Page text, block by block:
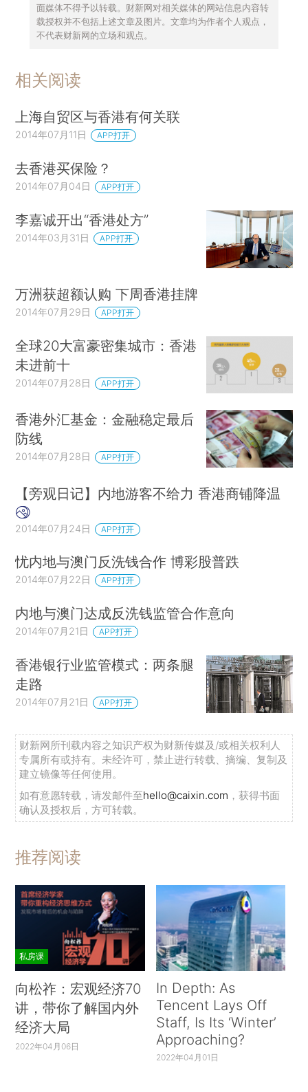
面媒体不得予以转载。财新网对相关媒体的网站信息内容转
载授权并不包括上述文章及图片。文章均为作者个人观点，
不代表财新网的立场和观点。
相关阅读
上海自贸区与香港有何关联
2014年07月11日 APP打开
去香港买保险？
2014年07月04日 APP打开
李嘉诚开出“香港处方”
2014年03月31日 APP打开
万洲获超额认购 下周香港挂牌
2014年07月29日 APP打开
全球20大富豪密集城市：香港
未进前十
2014年07月28日 APP打开
香港外汇基金：金融稳定最后
防线
2014年07月28日 APP打开
【旁观日记】内地游客不给力 香港商铺降温
2014年07月24日 APP打开
忧内地与澳门反洗钱合作 博彩股普跌
2014年07月22日 APP打开
内地与澳门达成反洗钱监管合作意向
2014年07月21日 APP打开
香港银行业监管模式：两条腿
走路
2014年07月21日 APP打开
财新网所刊载内容之知识产权为财新传媒及/或相关权利人
专属所有或持有。未经许可，禁止进行转载、摘编、复制及
建立镜像等任何使用。
如有意愿转载，请发邮件至hello@caixin.com ，获得书面
确认及授权后，方可转载。
推荐阅读
私房课
向松祚：宏观经济70
讲，带你了解国内外
经济大局
2022年04月06日
In Depth: As
Tencent Lays Off
Staff, Is Its ‘Winter’
Approaching?
2022年04月01日